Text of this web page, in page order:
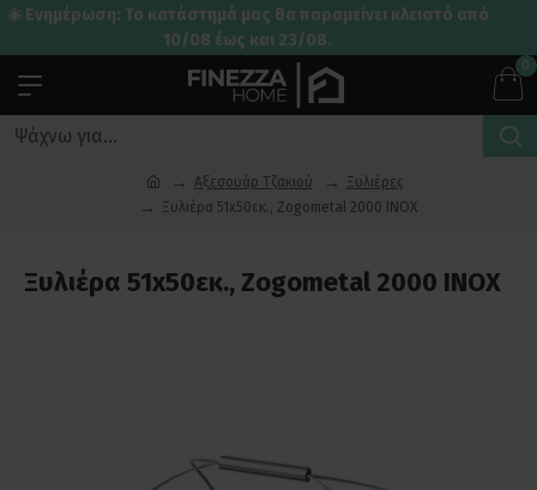
☀️ Ενημέρωση: Το κατάστημά μας θα παραμείνει κλειστό από
10/08 έως και 23/08.
0
Αξεσουάρ Τζακιού
Ξυλιέρες
Ξυλιέρα 51x50εκ., Zogometal 2000 INOX
Ξυλιέρα 51x50εκ., Zogometal 2000 INOX